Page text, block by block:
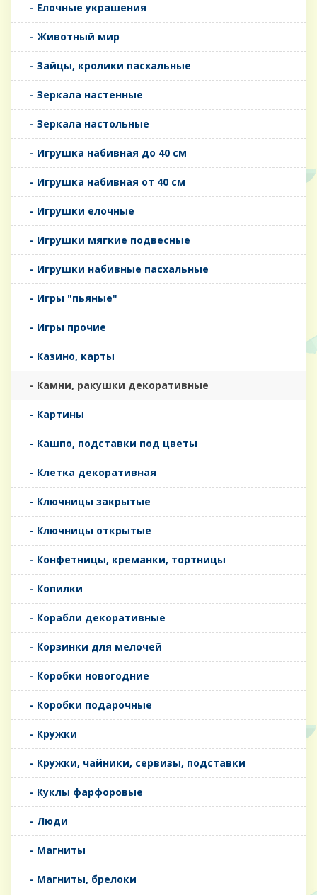
- Елочные украшения
- Животный мир
- Зайцы, кролики пасхальные
- Зеркала настенные
- Зеркала настольные
- Игрушка набивная до 40 см
- Игрушка набивная от 40 см
- Игрушки елочные
- Игрушки мягкие подвесные
- Игрушки набивные пасхальные
- Игры "пьяные"
- Игры прочие
- Казино, карты
- Камни, ракушки декоративные
- Картины
- Кашпо, подставки под цветы
- Клетка декоративная
- Ключницы закрытые
- Ключницы открытые
- Конфетницы, креманки, тортницы
- Копилки
- Корабли декоративные
- Корзинки для мелочей
- Коробки новогодние
- Коробки подарочные
- Кружки
- Кружки, чайники, сервизы, подставки
- Куклы фарфоровые
- Люди
- Магниты
- Магниты, брелоки